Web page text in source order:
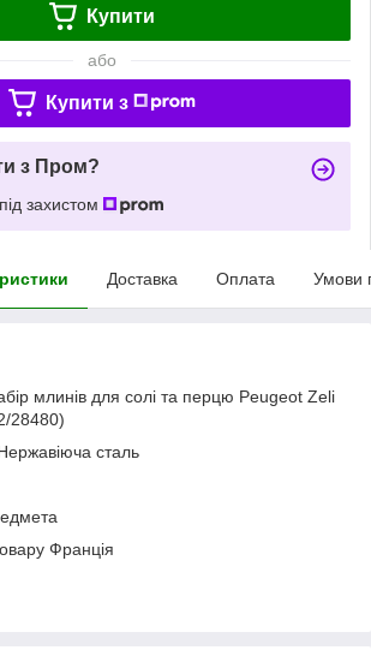
Купити
або
Купити з
з Пром?
захистом
Доставка Оплата Умови
млинів для солі та перцю Peugeot Zeli
28480)
сталь
Франція